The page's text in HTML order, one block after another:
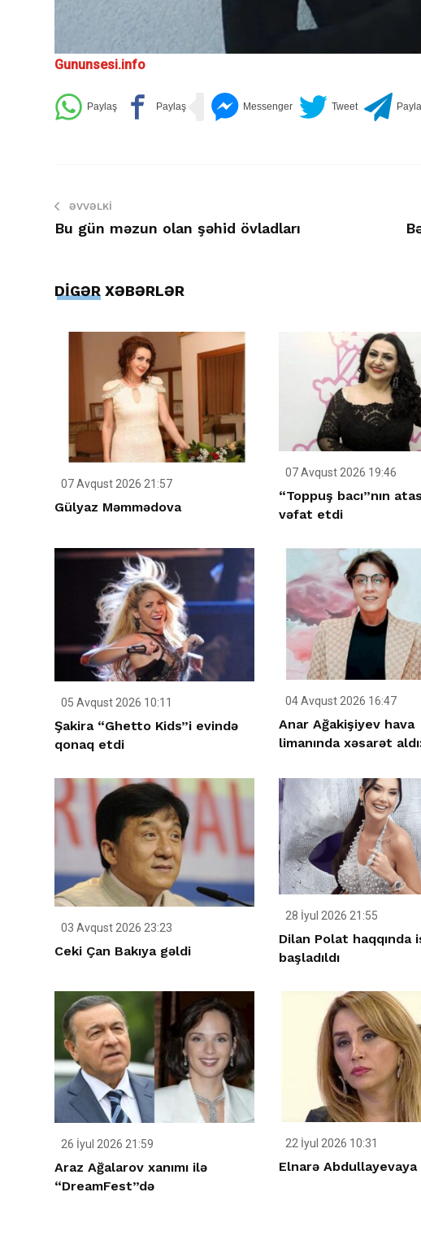
Gununsesi.info
ƏVVƏLKI
Bu gün məzun olan şəhid övladları
DİGƏR XƏBƏRLƏR
07 Avqust 2026 21:57
Gülyaz Məmmədova
07 Avqust 2026 19:46
“Toppuş bacı”nın
vəfat etdi
05 Avqust 2026 10:11
Şakira “Ghetto Kids”i evində
qonaq etdi
04 Avqust 2026 16:47
Anar Ağakişiyev hava
limanında xəsarət
03 Avqust 2026 23:23
Ceki Çan Bakıya gəldi
28 İyul 2026 21:55
Dilan Polat haqqında
başladıldı
26 İyul 2026 21:59
Araz Ağalarov xanımı ilə
“DreamFest”də
22 İyul 2026 10:31
Elnarə Abdullayevaya